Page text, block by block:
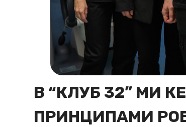
В “КЛУБ 32” МИ
ПРИНЦИПАМИ